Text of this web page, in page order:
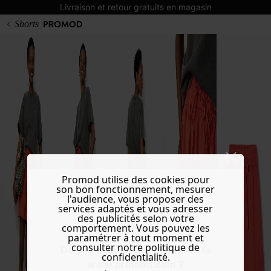
Livraison et retour gratuits en magasin
Do you want to be redirected to
www.promod.com ?
Shorts
Promod utilise des cookies pour
son bon fonctionnement, mesurer
l'audience, vous proposer des
services adaptés et vous adresser
des publicités selon votre
comportement. Vous pouvez les
paramétrer à tout moment et
consulter notre politique de
confidentialité.